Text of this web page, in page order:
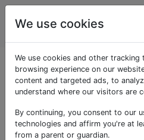
La
Questions
«max»
Valeur maximum. Le plus
We use cookies
We use cookies and other
browsing experience on our
content and targeted ads, to
understand where our visitors are
By continuing, you consent to our
technologies and affirm you're at
from a parent or guardian.